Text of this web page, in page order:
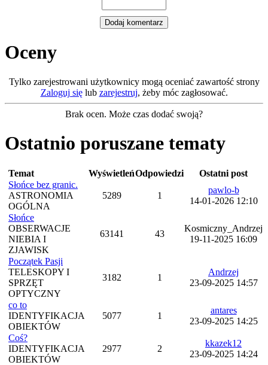
Oceny
Tylko zarejestrowani użytkownicy mogą oceniać zawartość strony
Zaloguj sięlub zarejestruj, żeby móc zagłosować.
Brak ocen. Może czas dodać swoją?
Ostatnio poruszane tematy
Temat WyświetleńOdpowiedzi
Ostatni post
Słońce bez granic.
ASTRONOMIA
OGÓLNA
5289 1
pawlo-b
14-01-2026 12:10
Słońce
OBSERWACJE
NIEBIA I
ZJAWISK
63141 43
Kosmiczny_Andrzej
19-11-2025 16:09
Początek Pasji
TELESKOPY I
SPRZĘT
OPTYCZNY
3182 1
Andrzej
23-09-2025 14:57
co to
IDENTYFIKACJA
OBIEKTÓW
5077 1
antares
23-09-2025 14:25
Coś?
IDENTYFIKACJA
OBIEKTÓW
2977 2
kkazek12
23-09-2025 14:24